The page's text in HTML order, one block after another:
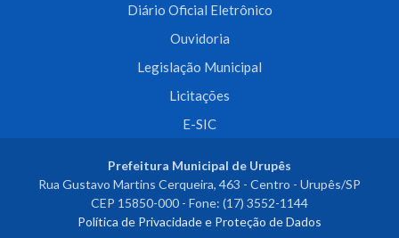
Diário Oficial Eletrônico
Ouvidoria
Legislação Municipal
Licitações
E-SIC
Prefeitura Municipal de Urupês
Rua Gustavo Martins Cerqueira, 463 - Centro - Urupês/SP
CEP 15850-000 - Fone: (17) 3552-1144
Política de Privacidade e Proteção de Dados